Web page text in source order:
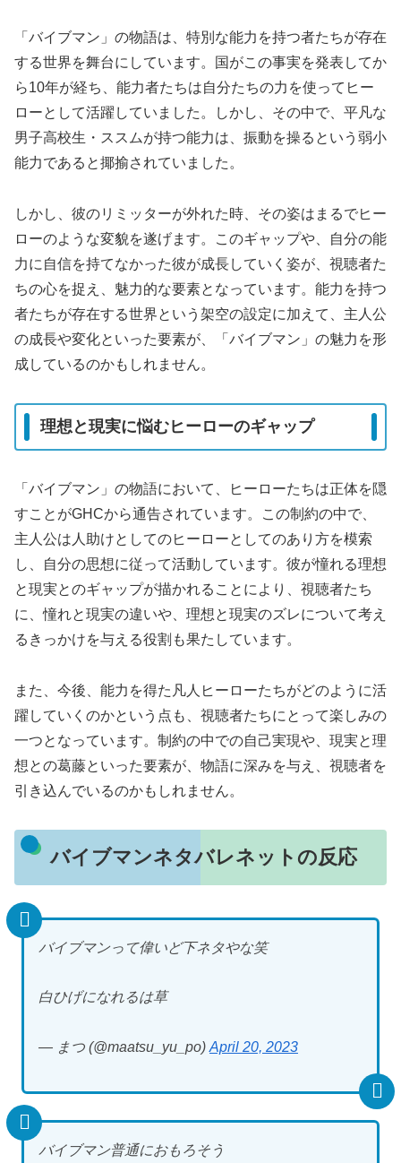
「バイブマン」の物語は、特別な能力を持つ者たちが存在
する世界を舞台にしています。国がこの事実を発表してか
ら10年が経ち、能力者たちは自分たちの力を使ってヒー
ローとして活躍していました。しかし、その中で、平凡な
男子高校生・ススムが持つ能力は、振動を操るという弱小
能力であると揶揄されていました。
しかし、彼のリミッターが外れた時、その姿はまるでヒー
ローのような変貌を遂げます。このギャップや、自分の能
力に自信を持てなかった彼が成長していく姿が、視聴者た
ちの心を捉え、魅力的な要素となっています。能力を持つ
者たちが存在する世界という架空の設定に加えて、主人公
の成長や変化といった要素が、「バイブマン」の魅力を形
成しているのかもしれません。
理想と現実に悩むヒーローのギャップ
「バイブマン」の物語において、ヒーローたちは正体を隠
すことがGHCから通告されています。この制約の中で、
主人公は人助けとしてのヒーローとしてのあり方を模索
し、自分の思想に従って活動しています。彼が憧れる理想
と現実とのギャップが描かれることにより、視聴者たち
に、憧れと現実の違いや、理想と現実のズレについて考え
るきっかけを与える役割も果たしています。
また、今後、能力を得た凡人ヒーローたちがどのように活
躍していくのかという点も、視聴者たちにとって楽しみの
一つとなっています。制約の中での自己実現や、現実と理
想との葛藤といった要素が、物語に深みを与え、視聴者を
引き込んでいるのかもしれません。
バイブマンネタバレネットの反応
バイブマンって偉いど下ネタやな笑
白ひげになれるは草
— まつ (@maatsu_yu_po) April 20, 2023
バイブマン普通におもろそう